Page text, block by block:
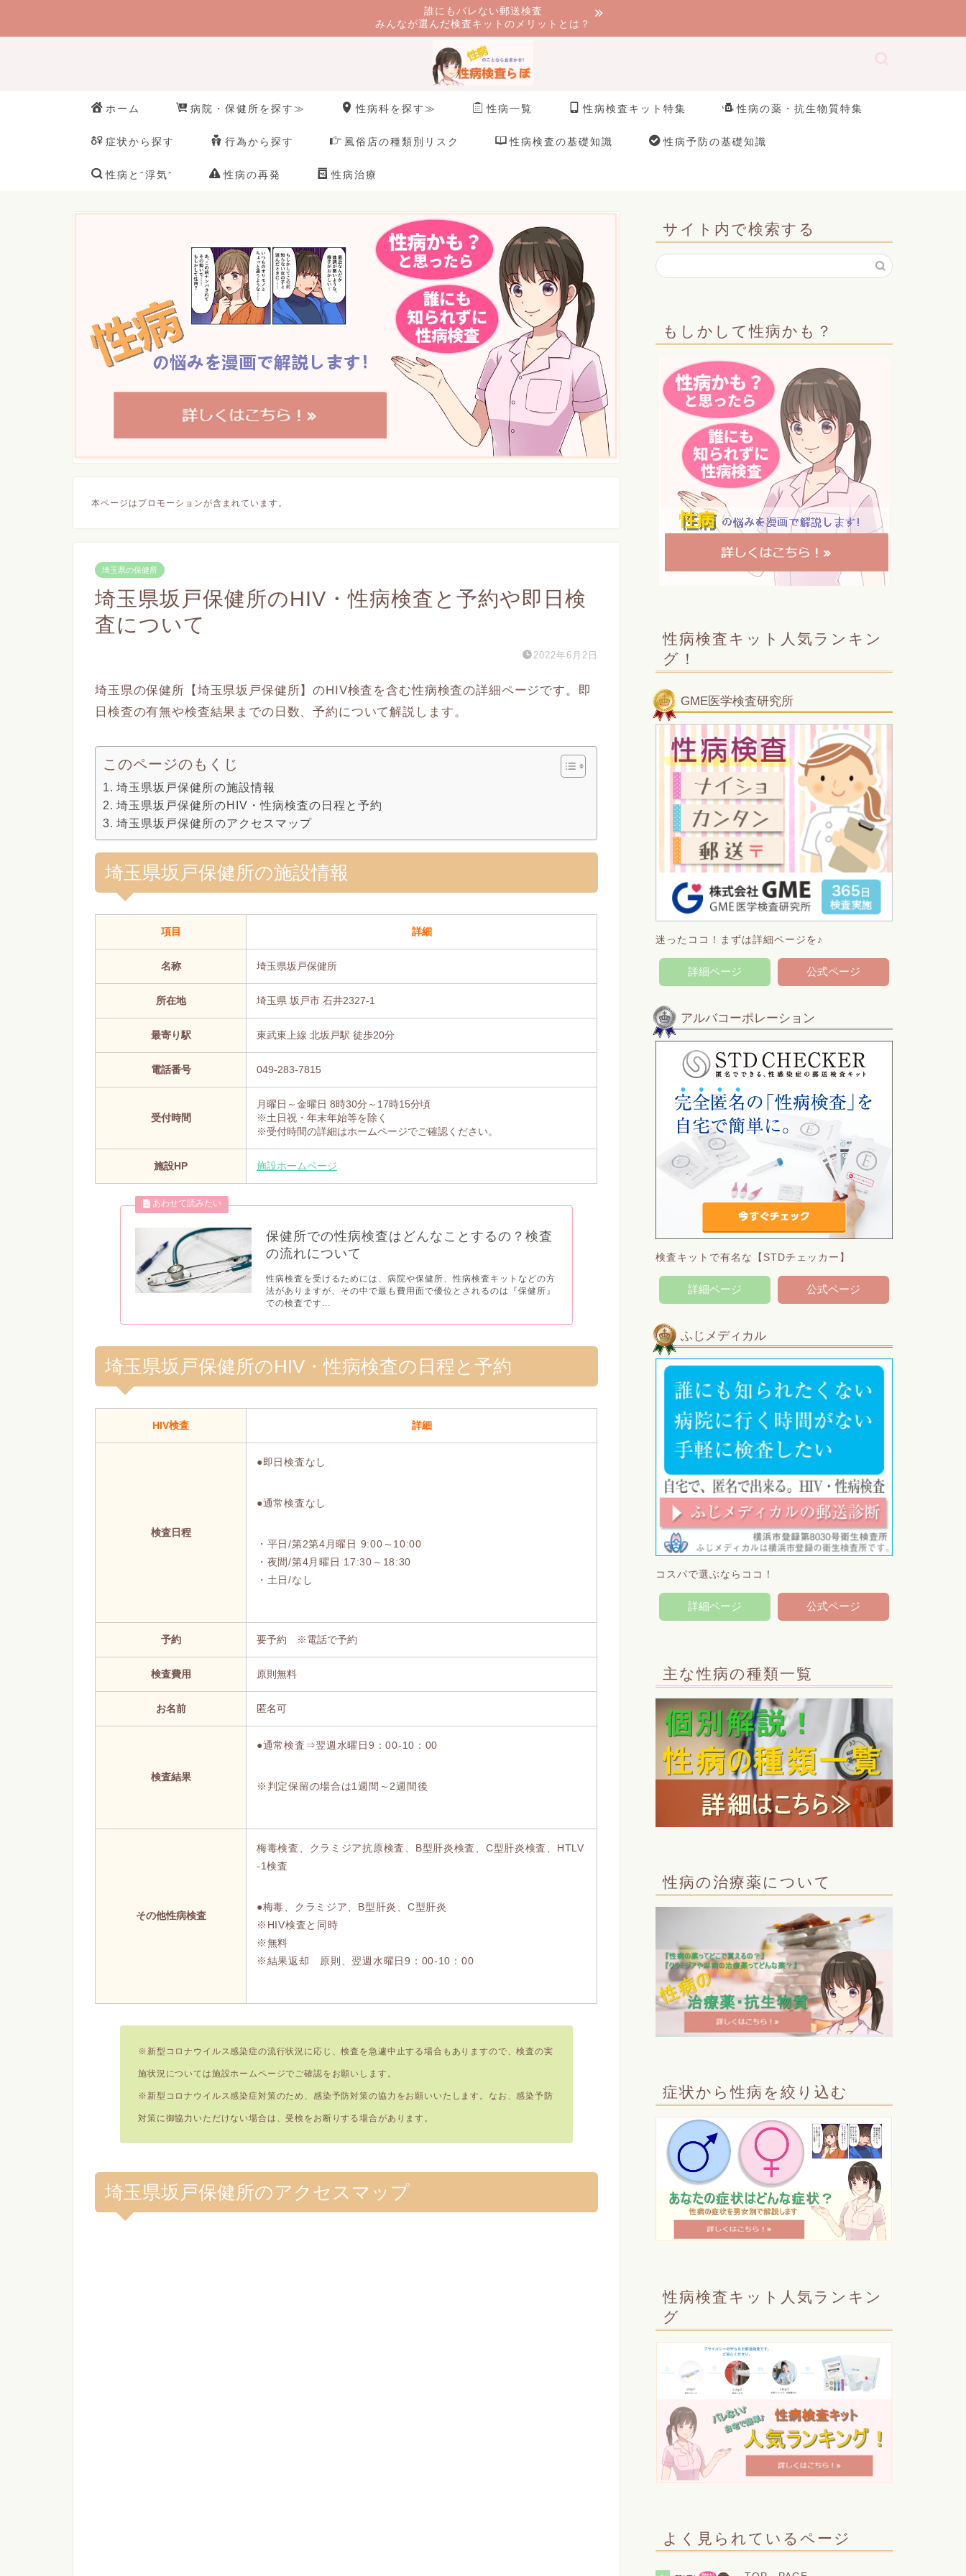
誰にもバレない郵送検査
みんなが選んだ検査キットのメリットとは？
ホーム 病院・保健所を探す≫ 性病科を探す≫ 性病一覧 性病検査キット特集 性病の薬・抗生物質特集
症状から探す 行為から探す 風俗店の種類別リスク 性病検査の基礎知識 性病予防の基礎知識
性病と”浮気” 性病の再発 性病治療
本ページはプロモーションが含まれています。
埼玉県の保健所
埼玉県坂戸保健所のHIV・性病検査と予約や即日検
査について
2022年6月2日
埼玉県の保健所【埼玉県坂戸保健所】のHIV検査を含む性病検査の詳細ページです。即
日検査の有無や検査結果までの日数、予約について解説します。
このページのもくじ
埼玉県坂戸保健所の施設情報
埼玉県坂戸保健所のHIV・性病検査の日程と予約
埼玉県坂戸保健所のアクセスマップ
埼玉県坂戸保健所の施設情報
項目 詳細
名称 埼玉県坂戸保健所
所在地 埼玉県 坂戸市 石井2327-1
最寄り駅 東武東上線 北坂戸駅 徒歩20分
電話番号 049-283-7815
受付時間
月曜日～金曜日 8時30分～17時15分頃
※土日祝・年末年始等を除く
※受付時間の詳細はホームページでご確認ください。
施設HP 施設ホームページ
保健所での性病検査はどんなことするの？検査
の流れについて
性病検査を受けるためには、病院や保健所、性病検査キットなどの方
法がありますが、その中で最も費用面で優位とされるのは『保健所』
での検査です...
埼玉県坂戸保健所のHIV・性病検査の日程と予約
HIV検査 詳細
検査日程
●即日検査なし
●通常検査なし
・平日/第2第4月曜日 9:00～10:00
・夜間/第4月曜日 17:30～18:30
・土日/なし
予約 要予約 ※電話で予約
検査費用 原則無料
お名前 匿名可
検査結果
●通常検査⇒翌週水曜日9：00-10：00
※判定保留の場合は1週間～2週間後
その他性病検査
梅毒検査、クラミジア抗原検査、B型肝炎検査、C型肝炎検査、HTLV
-1検査
●梅毒、クラミジア、B型肝炎、C型肝炎
※HIV検査と同時
※無料
※結果返却 原則、翌週水曜日9：00-10：00
※新型コロナウイルス感染症の流行状況に応じ、検査を急遽中止する場合もありますので、検査の実
施状況については施設ホームページでご確認をお願いします。
※新型コロナウイルス感染症対策のため、感染予防対策の協力をお願いいたします。なお、感染予防
対策に御協力いただけない場合は、受検をお断りする場合があります。
埼玉県坂戸保健所のアクセスマップ
サイト内で検索する
もしかして性病かも？
性病検査キット人気ランキン
グ！
GME医学検査研究所
迷ったココ！まずは詳細ページを♪
詳細ページ 公式ページ
アルバコーポレーション
検査キットで有名な【STDチェッカー】
詳細ページ 公式ページ
ふじメディカル
コスパで選ぶならココ！
詳細ページ 公式ページ
主な性病の種類一覧
性病の治療薬について
症状から性病を絞り込む
性病検査キット人気ランキン
グ
よく見られているページ